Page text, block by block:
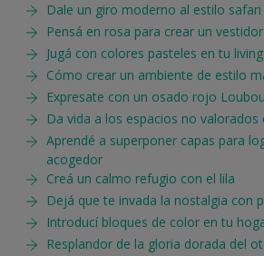
Dale un giro moderno al estilo safari
Pensá en rosa para crear un
Jugá con colores pasteles en tu living
Cómo crear un ambiente de estilo
Expresate con un osado rojo
Da vida a los espacios no
Aprendé a superponer capas para
acogedor
Creá un calmo refugio con el lila
Dejá que te invada la nostalgia con
Introducí bloques de color en tu
Resplandor de la gloria dorada del